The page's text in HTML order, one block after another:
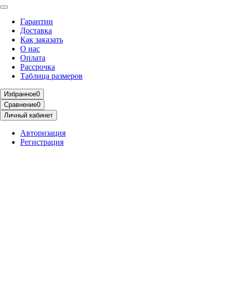
Гарантии
Доставка
Как заказать
О нас
Оплата
Рассрочка
Таблица размеров
Избранное0
Сравнение0
Личный кабинет
Авторизация
Регистрация